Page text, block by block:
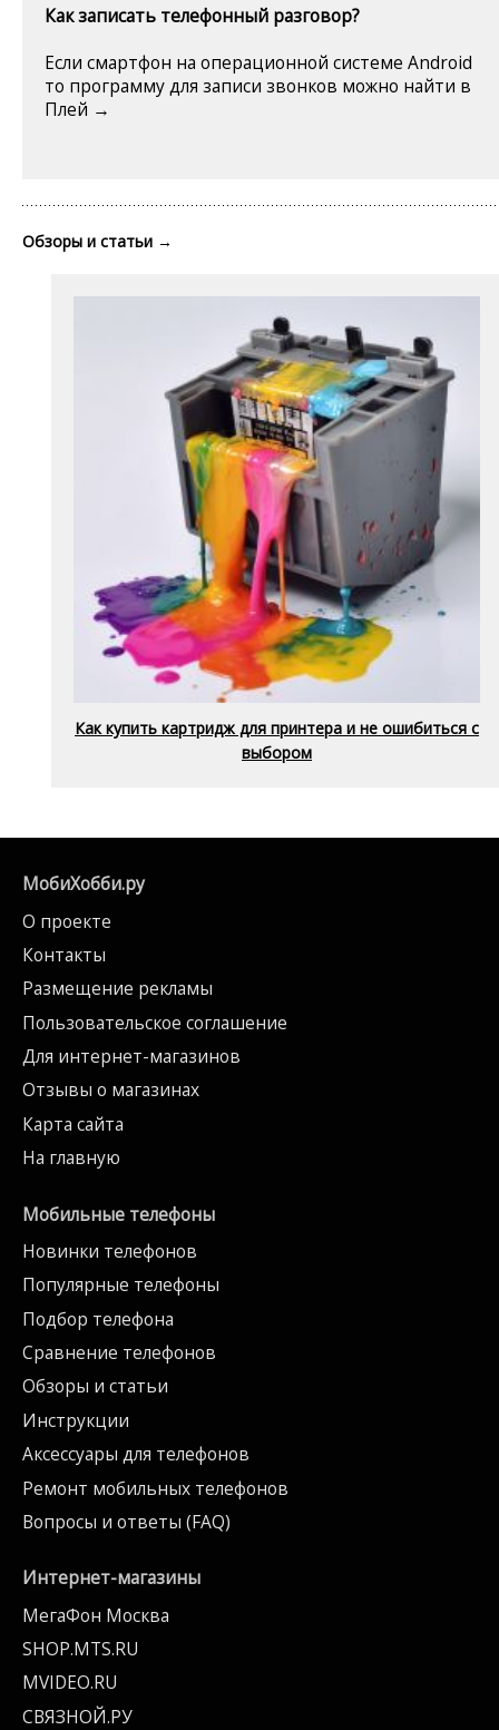
Как записать телефонный разговор?
Если смартфон на операционной системе Android
то программу для записи звонков можно найти в
Плей →
Обзоры и статьи →
Как купить картридж для принтера и не ошибиться с
выбором
МобиХобби.ру
О проекте
Контакты
Размещение рекламы
Пользовательское соглашение
Для интернет-магазинов
Отзывы о магазинах
Карта сайта
На главную
Мобильные телефоны
Новинки телефонов
Популярные телефоны
Подбор телефона
Сравнение телефонов
Обзоры и статьи
Инструкции
Аксессуары для телефонов
Ремонт мобильных телефонов
Вопросы и ответы (FAQ)
Интернет-магазины
МегаФон Москва
SHOP.MTS.RU
MVIDEO.RU
СВЯЗНОЙ.РУ